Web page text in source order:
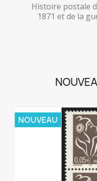
Histoire postale
1871 et de la
NOUVEAU